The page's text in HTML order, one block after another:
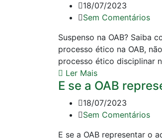
18/07/2023
Sem Comentários
Suspenso na OAB? Saiba
processo ético na OAB,
processo ético disciplinar
Ler Mais
E se a OAB
18/07/2023
Sem Comentários
E se a OAB representar o